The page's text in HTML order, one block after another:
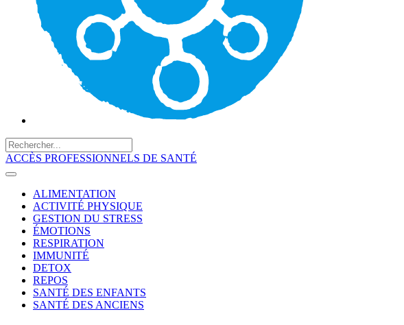
ACCÈS PROFESSIONNELS DE SANTÉ
ALIMENTATION
ACTIVITÉ PHYSIQUE
GESTION DU STRESS
ÉMOTIONS
RESPIRATION
IMMUNITÉ
DETOX
REPOS
SANTÉ DES ENFANTS
SANTÉ DES ANCIENS